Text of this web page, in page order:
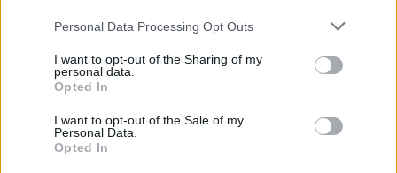
Please note that this website/app uses one or more Google
not limited to your visit or usage behaviour. You may click to
grant or deny consent to Google and its third-party tags to
use your data for below specified purposes in below Google
consent section.
Personal Data Processing Opt Outs
I want to opt-out of the Sharing of my
personal data.
Opted In
I want to opt-out of the Sale of my
Personal Data.
Opted In
Métodos de cocina saludables
Salud cardiaca